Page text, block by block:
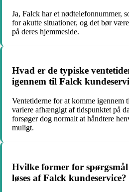
Ja, Falck har et nødtelefonnummer,
for akutte situationer, og det bør
på deres hjemmeside.
Hvad er de typiske
igennem til Falck
Ventetiderne for at komme igennem
variere afhængigt af tidspunktet på
forsøger dog normalt at håndtere
muligt.
Hvilke former for
løses af Falck kundeservice?